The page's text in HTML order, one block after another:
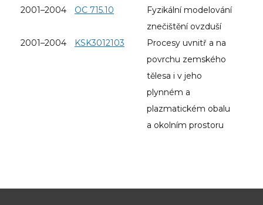
2001–2004
OC 715.10
Fyzikální modelování
znečištění ovzduší
2001–2004
KSK3012103
Procesy uvnitř a na
povrchu zemského
tělesa i v jeho
plynném a
plazmatickém obalu
a okolním prostoru